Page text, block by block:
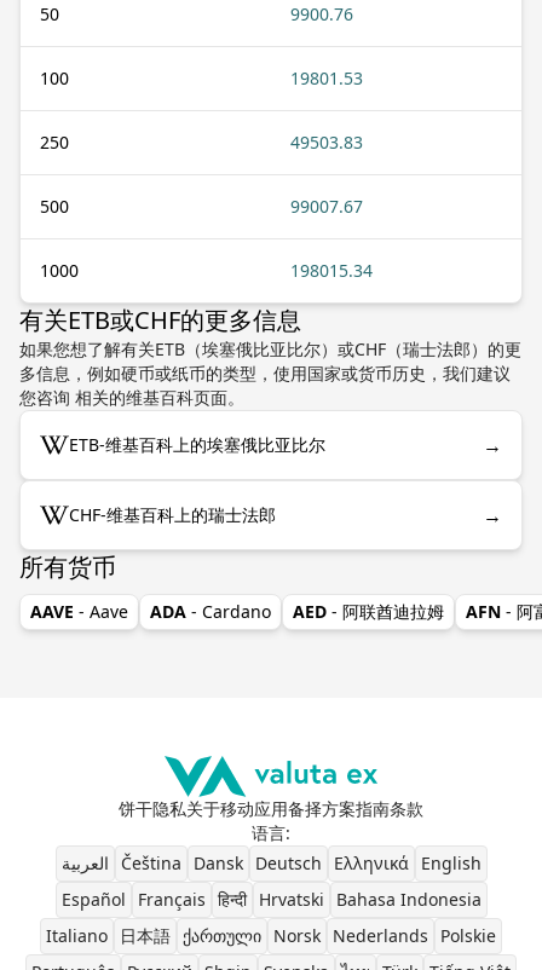
50 9900.76
100 19801.53
250 49503.83
500 99007.67
1000 198015.34
有关ETB或CHF的更多信息
如果您想了解有关ETB（埃塞俄比亚比尔）或CHF（瑞士法郎）的更
多信息，例如硬币或纸币的类型，使用国家或货币历史，我们建议
您咨询 相关的维基百科页面。
ETB-维基百科上的埃塞俄比亚比尔 →
CHF-维基百科上的瑞士法郎 →
所有货币
AAVE - Aave ADA - Cardano AED - 阿联酋迪拉姆 AFN - 阿
饼干隐私关于移动应用备择方案指南条款
语言:
العربية
Čeština Dansk Deutsch Ελληνικά
English
Español
Français हिन्दी Hrvatski
Bahasa Indonesia
Italiano
日本語 ქართული Norsk Nederlands
Polskie